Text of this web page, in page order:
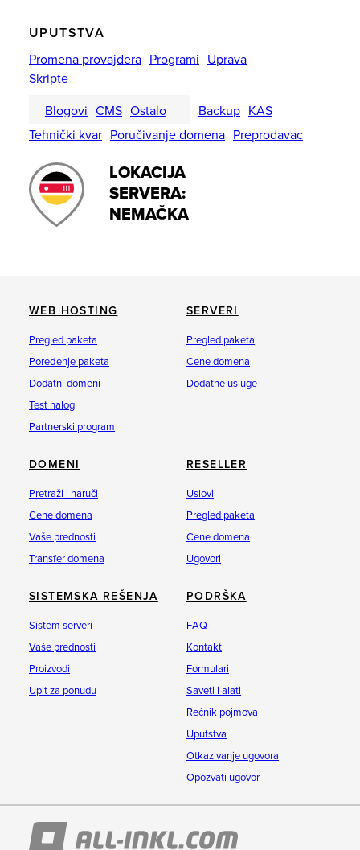
UPUTSTVA
Promena provajdera Programi Uprava
Skripte
Blogovi CMS Ostalo Backup KAS
Tehnički kvar Poručivanje domena Preprodavac
LOKACIJA
SERVERA:
NEMAČKA
WEB HOSTING
Pregled paketa
Poređenje paketa
Dodatni domeni
Test nalog
Partnerski program
SERVERI
Pregled paketa
Cene domena
Dodatne usluge
DOMENI
Pretraži i naruči
Cene domena
Vaše prednosti
Transfer domena
RESELLER
Uslovi
Pregled paketa
Cene domena
Ugovori
SISTEMSKA REŠENJA
Sistem serveri
Vaše prednosti
Proizvodi
Upit za ponudu
PODRŠKA
FAQ
Kontakt
Formulari
Saveti i alati
Rečnik pojmova
Uputstva
Otkazivanje ugovora
Opozvati ugovor